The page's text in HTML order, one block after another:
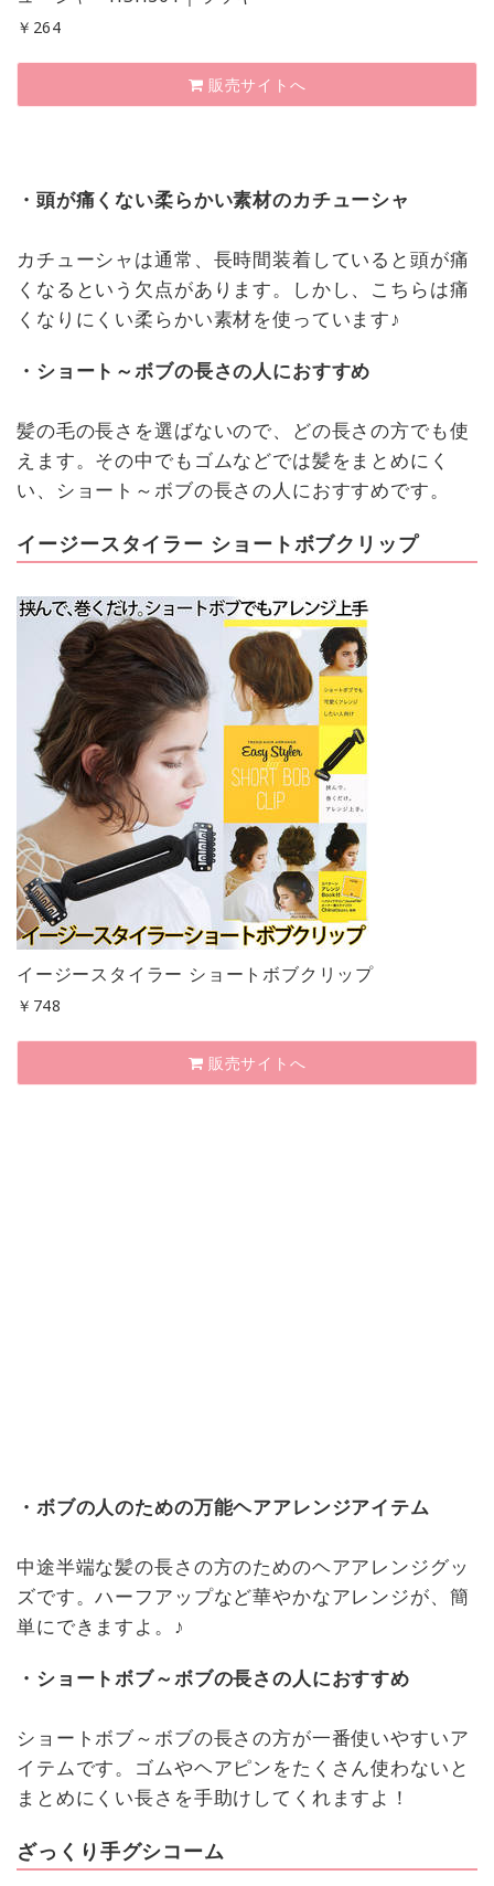
￥ 264
販売サイトへ
・頭が痛くない柔らかい素材のカチューシャ
カチューシャは通常、長時間装着していると頭が痛
くなるという欠点があります。しかし、こちらは痛
くなりにくい柔らかい素材を使っています♪
・ショート～ボブの長さの人におすすめ
髪の毛の長さを選ばないので、どの長さの方でも使
えます。その中でもゴムなどでは髪をまとめにく
い、ショート～ボブの長さの人におすすめです。
イージースタイラー ショートボブクリップ
イージースタイラー ショートボブクリップ
￥ 748
販売サイトへ
・ボブの人のための万能ヘアアレンジアイテム
中途半端な髪の長さの方のためのヘアアレンジグッ
ズです。ハーフアップなど華やかなアレンジが、簡
単にできますよ。♪
・ショートボブ～ボブの長さの人におすすめ
ショートボブ～ボブの長さの方が一番使いやすいア
イテムです。ゴムやヘアピンをたくさん使わないと
まとめにくい長さを手助けしてくれますよ！
ざっくり手グシコーム